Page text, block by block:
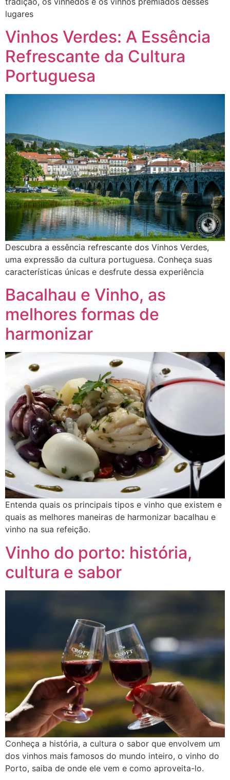
lugares
Vinhos Verdes: A Essência
Refrescante da Cultura
Portuguesa
Descubra a essência refrescante dos Vinhos Verdes,
uma expressão da cultura portuguesa. Conheça suas
características únicas e desfrute dessa experiência
Bacalhau e Vinho, as
melhores formas de
harmonizar
Entenda quais os principais tipos e vinho que existem e
quais as melhores maneiras de harmonizar bacalhau e
vinho na sua refeição.
Vinho do porto: história,
cultura e sabor
Conheça a história, a cultura o sabor que envolvem um
dos vinhos mais famosos do mundo inteiro, o vinho do
Porto, saiba de onde ele vem e como aproveita-lo.